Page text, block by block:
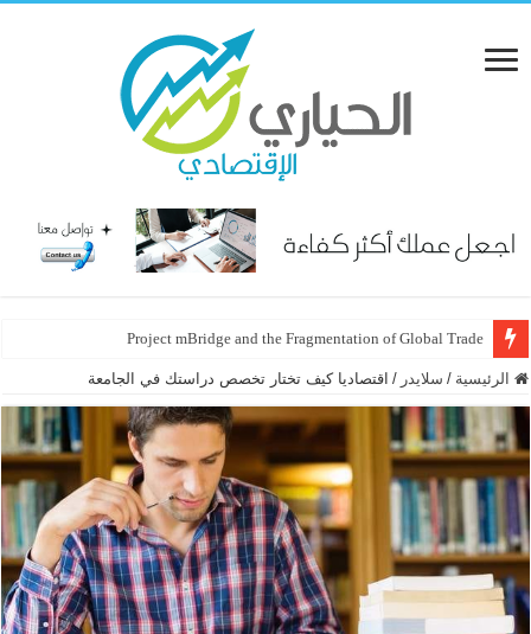
Project mBridge and the Fragmentation of Global Trade
الرئيسية / سلايدر / اقتصاديا كيف تختار تخصص دراستك في الجامعة